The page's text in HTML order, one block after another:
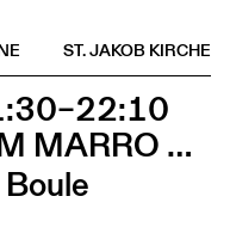
ST. JAKOB KIRCHE
KIM MARRO & LIAM LELARGE